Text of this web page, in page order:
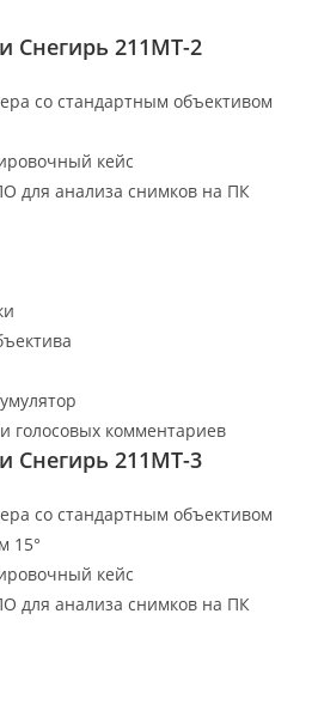
Снегирь 211МТ-2
со стандартным объективом
кейс
для анализа снимков на ПК
голосовых комментариев
Снегирь 211МТ-3
со стандартным объективом
15°
кейс
для анализа снимков на ПК